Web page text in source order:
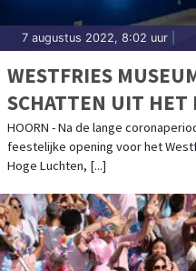
7 augustus 2022, 8:02 uur
WESTFRIES
SCHATTEN UIT HET
TENTOONSTELLING
START
HOORN - Na de lange
feestelijke opening voor het
Hoge Luchten, [...]